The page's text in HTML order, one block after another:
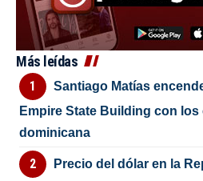
Más leídas
Santiago Matías
Empire State Building con
dominicana
Precio del dólar en la